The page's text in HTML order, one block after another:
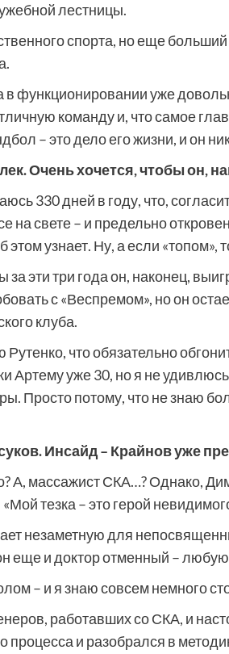
лестницы.
спорта, но еще
функционировании уже
команду и, что самое
– это дело его жизни, и он
Очень хочется, чтобы он,
330 дней в году, что,
на свете – и предельно
этом узнает. Ну, а если «топом»,
за эти три года он, наконец,
с «Веспремом», но он
клуба.
Рутенко, что обязательно
Артему уже 30, но я не
Просто потому, что не знаю
Инсайд – Крайнов уже
А, массажист СКА…? Однако,
тезка – это герой
незаметную для
еще и доктор отменный –
– и я знаю совсем немного
работавших со СКА, и
и разобрался в